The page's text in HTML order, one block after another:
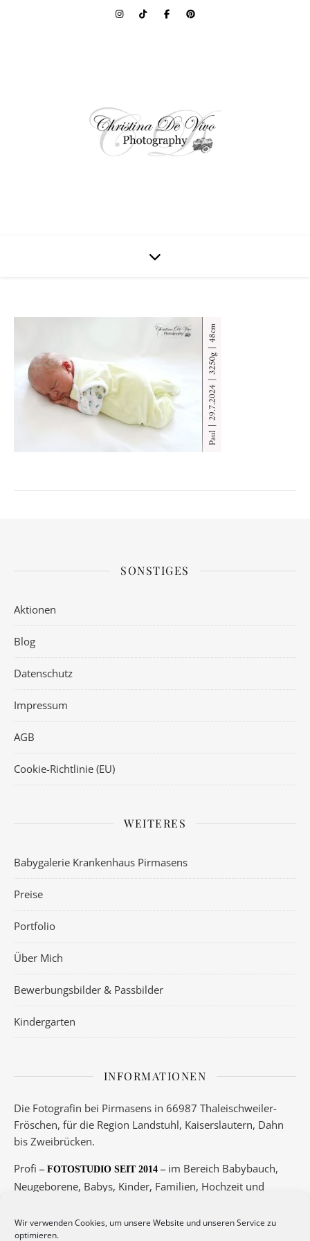
Wir verwenden Cookies, um unsere Website und unseren Service zu
optimieren.
SONSTIGES
Aktionen
Blog
Datenschutz
Impressum
AGB
Cookie-Richtlinie (EU)
WEITERES
Babygalerie Krankenhaus Pirmasens
Preise
Portfolio
Über Mich
Bewerbungsbilder & Passbilder
Kindergarten
INFORMATIONEN
Die Fotografin bei Pirmasens in 66987 Thaleischweiler-
Fröschen, für die Region Landstuhl, Kaiserslautern, Dahn
bis Zweibrücken.
Profi – FOTOSTUDIO SEIT 2014 – im Bereich Babybauch,
Neugeborene, Babys, Kinder, Familien, Hochzeit und
Telefon 06334/5789 oder 0175/3417145